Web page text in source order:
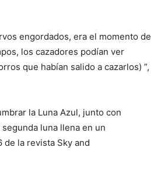
engordados, era el momento de
los cazadores podían ver
que habían salido a cazarlos) ”,